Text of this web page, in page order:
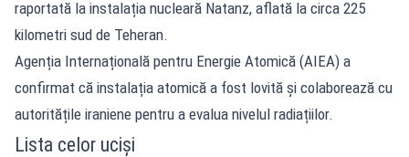
raportată la instalația nucleară Natanz, aflată la circa 225
kilometri sud de Teheran.
Agenția Internațională pentru Energie Atomică (AIEA) a
confirmat că instalația atomică a fost lovită și colaborează cu
autoritățile iraniene pentru a evalua nivelul radiațiilor.
Lista celor uciși